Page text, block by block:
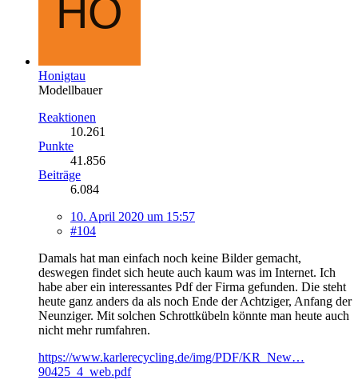
Honigtau
Modellbauer
Reaktionen
10.261
Punkte
41.856
Beiträge
6.084
10. April 2020 um 15:57
#104
Damals hat man einfach noch keine Bilder gemacht,
deswegen findet sich heute auch kaum was im Internet. Ich
habe aber ein interessantes Pdf der Firma gefunden. Die steht
heute ganz anders da als noch Ende der Achtziger, Anfang der
Neunziger. Mit solchen Schrottkübeln könnte man heute auch
nicht mehr rumfahren.
https://www.karlerecycling.de/img/PDF/KR_New…
90425_4_web.pdf